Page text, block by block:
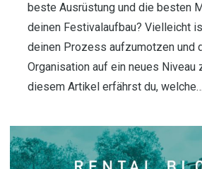
beste Ausrüstung und die besten
deinen Festivalaufbau? Vielleicht
deinen Prozess aufzumotzen und
Organisation auf ein neues Niveau
diesem Artikel erfährst du, welche…